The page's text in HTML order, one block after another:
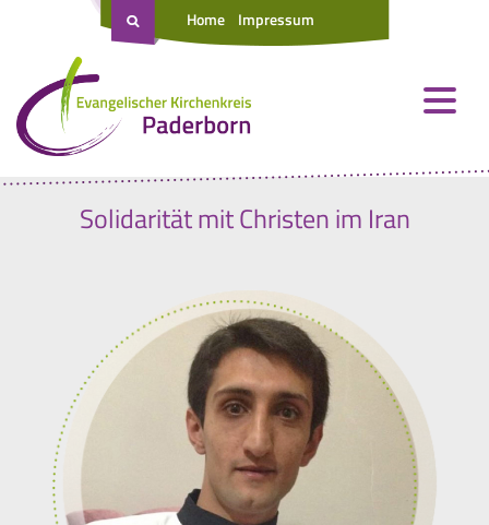
Home Impressum
Solidarität mit Christen im Iran